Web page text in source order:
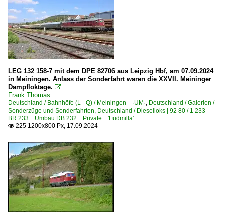
LEG 132 158-7 mit dem DPE 82706 aus Leipzig Hbf, am 07.09.2024
in Meiningen. Anlass der Sonderfahrt waren die XXVII. Meininger
Dampfloktage. 
Frank Thomas
Deutschland / Bahnhöfe (L - Q) / Meiningen ·UM·, Deutschland / Galerien /
Sonderzüge und Sonderfahrten, Deutschland / Dieselloks | 92 80 / 1 233
BR 233 Umbau DB 232 Private 'Ludmilla'
 225 1200x800 Px, 17.09.2024